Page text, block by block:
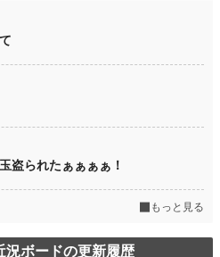
盗られたぁぁぁぁ！
もっと見る
況ボードの更新履歴